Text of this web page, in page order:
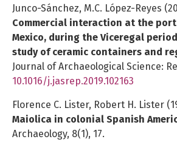
Junco-Sánchez, M.C. López-Reyes
Commercial interaction at the port
Mexico, during the Viceregal
study of ceramic containers and
Journal of Archaeological Science:
10.1016/j.jasrep.2019.102163
Florence C. Lister, Robert H. Lister
Maiolica in colonial Spanish
Archaeology, 8(1), 17.